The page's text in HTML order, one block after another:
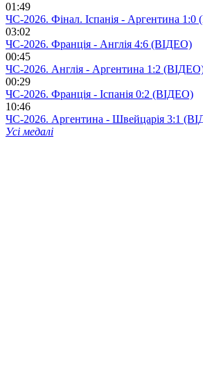
01:49
ЧС-2026. Фінал. Іспанія - Аргентина
03:02
ЧС-2026. Франція - Англія 4:6 (ВІДЕО)
00:45
ЧС-2026. Англія - Аргентина 1:2
00:29
ЧС-2026. Франція - Іспанія 0:2 (ВІДЕО)
10:46
ЧС-2026. Аргентина - Швейцарія 3:1
Усі медалі